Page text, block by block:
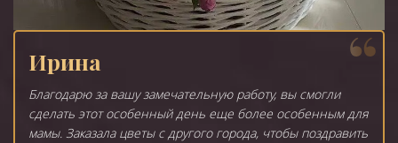
Ирина
Благодарю за вашу замечательную работу, вы смогли
сделать этот особенный день еще более особенным для
мамы. Заказала цветы с другого города, чтобы поздравить